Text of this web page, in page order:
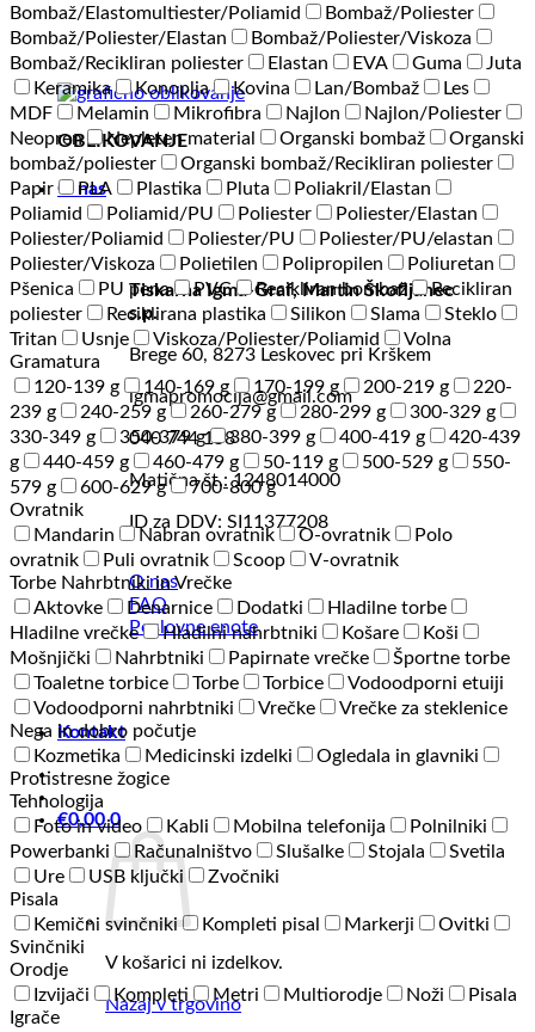
OBLIKOVANJE
O nas
Tiskarna Igma-Graf, Martin Škofljanec
s.p.
Brege 60, 8273 Leskovec pri Krškem
igmapromocija@gmail.com
040 744 158
Matična št.: 1248014000
ID za DDV: SI11377208
O nas
FAQ
Poslovne enote
Kontakt
€0,00 0
V košarici ni izdelkov.
Nazaj v trgovino
Bombaž/Elastomultiester/Poliamid
Bombaž/Poliester
Bombaž/Poliester/Elastan
Bombaž/Poliester/Viskoza
Bombaž/Recikliran poliester
Elastan EVA Guma
Juta
Keramika
Konoplja Kovina Lan/Bombaž
Les
MDF
Melamin Mikrofibra Najlon
Najlon/Poliester
Neopren
Nepleten material Organski bombaž
Organski
bombaž/poliester
Organski bombaž/Recikliran poliester
Papir
PLA Plastika Pluta
Poliakril/Elastan
Poliamid
Poliamid/PU Poliester
Poliester/Elastan
Poliester/Poliamid
Poliester/PU
Poliester/PU/elastan
Poliester/Viskoza
Polietilen Polipropilen
Poliuretan
Pšenica
PU pena PVC Recikliran bombaž
Recikliran
poliester
Reciklirana plastika Silikon Slama
Steklo
Tritan
Usnje Viskoza/Poliester/Poliamid
Volna
Gramatura
120-139 g
140-169 g 170-199 g 200-219 g
220-
239 g
240-259 g 260-279 g 280-299 g
300-329 g
330-349 g
350-379 g 380-399 g 400-419 g
420-439
g
440-459 g 460-479 g 50-119 g 500-529 g
550-
579 g
600-629 g
700-800 g
Ovratnik
Mandarin
Nabran ovratnik O-ovratnik
Polo
ovratnik
Puli ovratnik Scoop
V-ovratnik
Torbe Nahrbtniki in Vrečke
Aktovke
Denarnice Dodatki
Hladilne torbe
Hladilne vrečke
Hladilni nahrbtniki Košare
Koši
Mošnjički
Nahrbtniki Papirnate vrečke
Športne torbe
Toaletne torbice
Torbe Torbice
Vodoodporni etuiji
Vodoodporni nahrbtniki
Vrečke
Vrečke za steklenice
Nega in dobro počutje
Kozmetika
Medicinski izdelki
Ogledala in glavniki
Protistresne žogice
Tehnologija
Foto in video
Kabli Mobilna telefonija
Polnilniki
Powerbanki
Računalništvo Slušalke Stojala
Svetila
Ure
USB ključki
Zvočniki
Pisala
Kemični svinčniki
Kompleti pisal Markerji
Ovitki
Svinčniki
Orodje
Izvijači
Kompleti Metri Multiorodje Noži
Pisala
Igrače